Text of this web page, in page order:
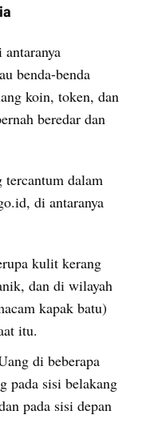
benda-benda
koin, token, dan
beredar dan
dalam
di antaranya
kulit kerang
dan di wilayah
kapak batu)
itu.
di beberapa
pada sisi belakang
pada sisi depan